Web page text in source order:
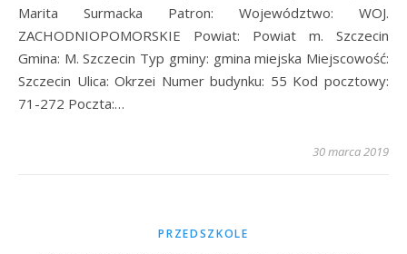
Marita Surmacka Patron: Województwo: WOJ.
ZACHODNIOPOMORSKIE Powiat: Powiat m. Szczecin
Gmina: M. Szczecin Typ gminy: gmina miejska Miejscowość:
Szczecin Ulica: Okrzei Numer budynku: 55 Kod pocztowy:
71-272 Poczta:…
30 marca 2019
PRZEDSZKOLE